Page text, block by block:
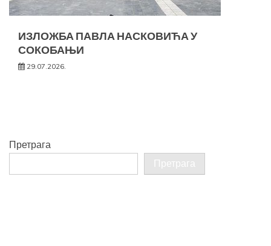
ИЗЛОЖБА ПАВЛА НАСКОВИЋА У
СОКОБАЊИ
29.07.2026.
Претрага
Претрага